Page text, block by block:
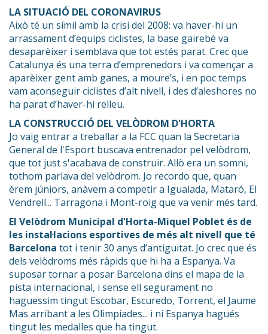
LA SITUACIÓ DEL CORONAVIRUS
Això té un símil amb la crisi del 2008: va haver-hi un
arrassament d’equips ciclistes, la base gairebé va
desaparèixer i semblava que tot estés parat. Crec que
Catalunya és una terra d’emprenedors i va començar a
aparèixer gent amb ganes, a moure’s, i en poc temps
vam aconseguir ciclistes d’alt nivell, i des d’aleshores no
ha parat d’haver-hi relleu.
LA CONSTRUCCIÓ DEL VELÒDROM D'HORTA
Jo vaig entrar a treballar a la FCC quan la Secretaria
General de l'Esport buscava entrenador pel velòdrom,
que tot just s'acabava de construir. Allò era un somni,
tothom parlava del velòdrom. Jo recordo que, quan
érem júniors, anàvem a competir a Igualada, Mataró, El
Vendrell... Tarragona i Mont-roig que va venir més tard.
El Velòdrom Municipal d'Horta-Miquel Poblet és de
les instal·lacions esportives de més alt nivell que té
Barcelona tot i tenir 30 anys d’antiguitat. Jo crec que és
dels velòdroms més ràpids que hi ha a Espanya. Va
suposar tornar a posar Barcelona dins el mapa de la
pista internacional, i sense ell segurament no
haguessim tingut Escobar, Escuredo, Torrent, el Jaume
Mas arribant a les Olimpiades... i ni Espanya hagués
tingut les medalles que ha tingut.